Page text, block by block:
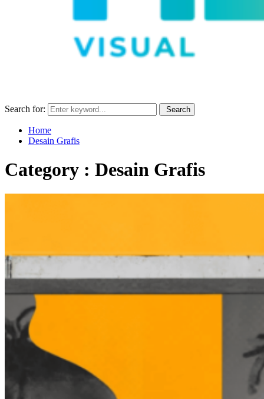
Search for: Search
Home
Desain Grafis
Category : Desain Grafis